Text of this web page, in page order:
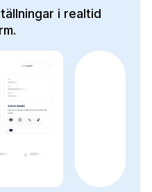
i realtid